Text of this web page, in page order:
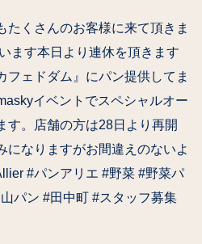
たくさんのお客様に来て頂きま
ます本日より連休を頂きます
フェドダム』にパン提供してま
イベントでスペシャルオー
す。店舗の方は28日より再開
になりますがお間違えのないよ
#パンアリエ #野菜 #野菜パ
パン #田中町 #スタッフ募集